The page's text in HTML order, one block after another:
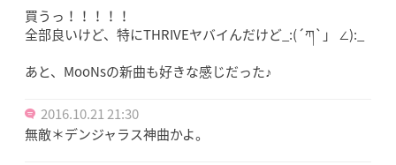
買うっ！！！！！
全部良いけど、特にTHRIVEヤバイんだけど_:(´ཀ`」 ∠︎):_
あと、MooNsの新曲も好きな感じだった♪
2016.10.21 21:30
無敵＊デンジャラス神曲かよ。